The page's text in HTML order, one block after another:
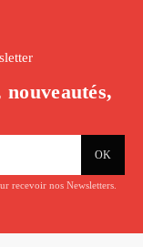
recevoir nos Newsletters.